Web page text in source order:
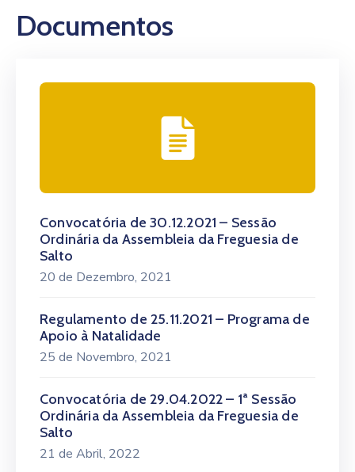
Documentos
Convocatória de 30.12.2021 – Sessão
Ordinária da Assembleia da Freguesia de
Salto
20 de Dezembro, 2021
Regulamento de 25.11.2021 – Programa de
Apoio à Natalidade
25 de Novembro, 2021
Convocatória de 29.04.2022 – 1ª Sessão
Ordinária da Assembleia da Freguesia de
Salto
21 de Abril, 2022